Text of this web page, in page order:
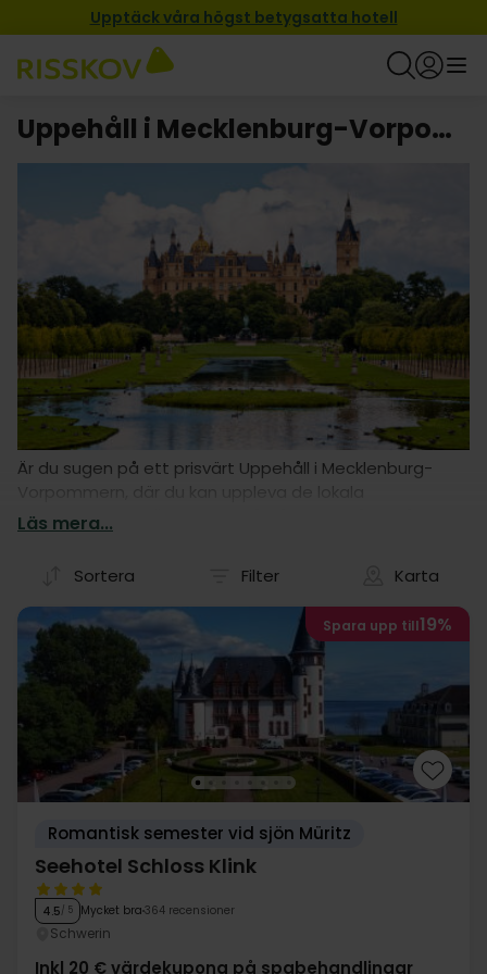
Upptäck våra högst betygsatta hotell
Uppehåll i Mecklenburg-Vorpommern
Är du sugen på ett prisvärt Uppehåll i Mecklenburg-
Vorpommern, där du kan uppleva de lokala
sevärdheterna? Övernatta då på ett av våra många
Vorpommern.
Läs mera...
Sortera Filter Karta
Spara upp till19%
Romantisk semester vid sjön Müritz
Seehotel Schloss Klink
4.5/ 5 Mycket bra 364 recensioner
Schwerin
Inkl 20 € värdekupong på spabehandlingar